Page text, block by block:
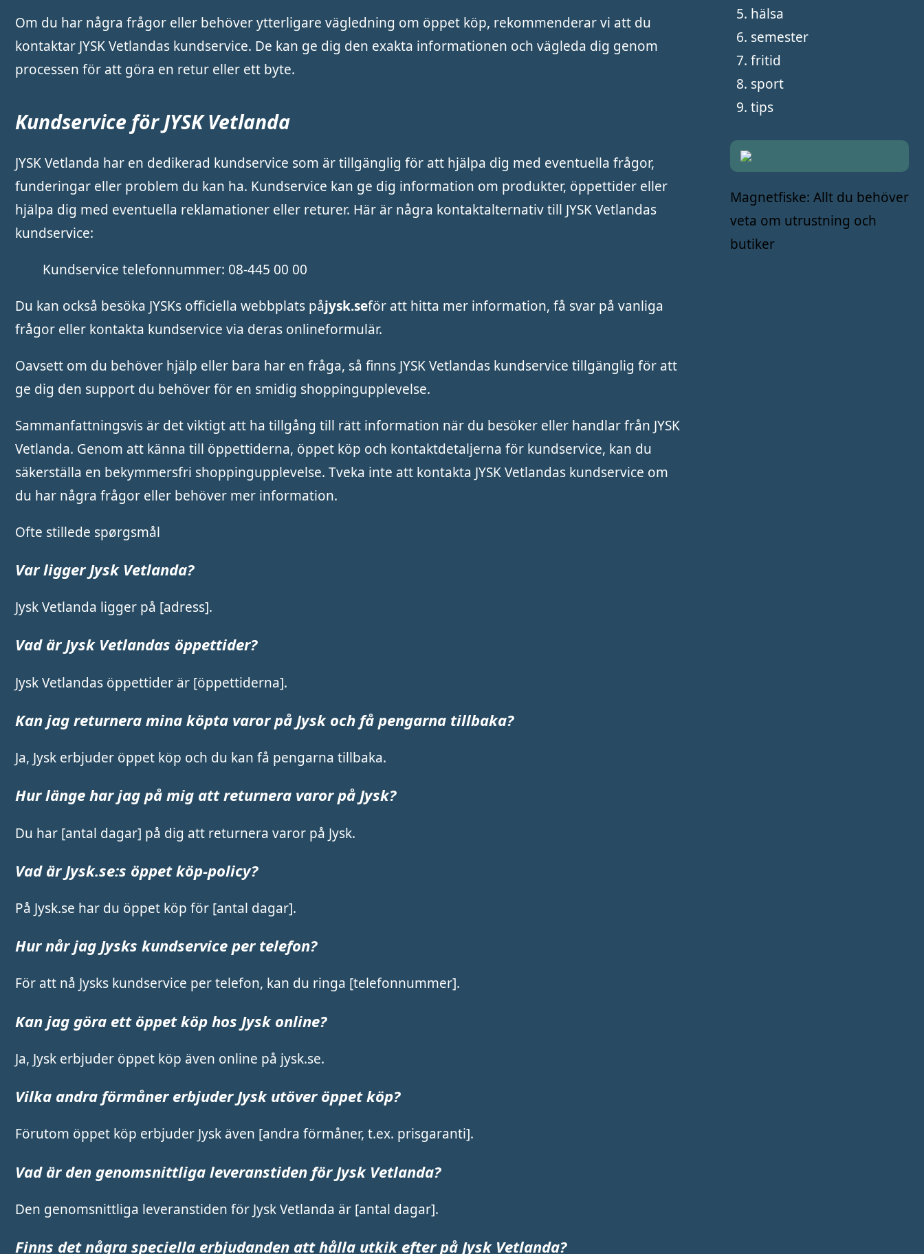
Om du har några frågor eller behöver ytterligare vägledning om öppet köp, rekommenderar vi att du
kontaktar JYSK Vetlandas kundservice. De kan ge dig den exakta informationen och vägleda dig genom
processen för att göra en retur eller ett byte.
Kundservice för JYSK Vetlanda
JYSK Vetlanda har en dedikerad kundservice som är tillgänglig för att hjälpa dig med eventuella frågor,
funderingar eller problem du kan ha. Kundservice kan ge dig information om produkter, öppettider eller
hjälpa dig med eventuella reklamationer eller returer. Här är några kontaktalternativ till JYSK Vetlandas
kundservice:
Kundservice telefonnummer: 08-445 00 00
Du kan också besöka JYSKs officiella webbplats påjysk.seför att hitta mer information, få svar på vanliga
frågor eller kontakta kundservice via deras onlineformulär.
Oavsett om du behöver hjälp eller bara har en fråga, så finns JYSK Vetlandas kundservice tillgänglig för att
ge dig den support du behöver för en smidig shoppingupplevelse.
Sammanfattningsvis är det viktigt att ha tillgång till rätt information när du besöker eller handlar från JYSK
Vetlanda. Genom att känna till öppettiderna, öppet köp och kontaktdetaljerna för kundservice, kan du
säkerställa en bekymmersfri shoppingupplevelse. Tveka inte att kontakta JYSK Vetlandas kundservice om
du har några frågor eller behöver mer information.
Ofte stillede spørgsmål
Var ligger Jysk Vetlanda?
Jysk Vetlanda ligger på [adress].
Vad är Jysk Vetlandas öppettider?
Jysk Vetlandas öppettider är [öppettiderna].
Kan jag returnera mina köpta varor på Jysk och få pengarna tillbaka?
Ja, Jysk erbjuder öppet köp och du kan få pengarna tillbaka.
Hur länge har jag på mig att returnera varor på Jysk?
Du har [antal dagar] på dig att returnera varor på Jysk.
Vad är Jysk.se:s öppet köp-policy?
På Jysk.se har du öppet köp för [antal dagar].
Hur når jag Jysks kundservice per telefon?
För att nå Jysks kundservice per telefon, kan du ringa [telefonnummer].
Kan jag göra ett öppet köp hos Jysk online?
Ja, Jysk erbjuder öppet köp även online på jysk.se.
Vilka andra förmåner erbjuder Jysk utöver öppet köp?
Förutom öppet köp erbjuder Jysk även [andra förmåner, t.ex. prisgaranti].
Vad är den genomsnittliga leveranstiden för Jysk Vetlanda?
Den genomsnittliga leveranstiden för Jysk Vetlanda är [antal dagar].
Finns det några speciella erbjudanden att hålla utkik efter på Jysk Vetlanda?
hälsa
semester
fritid
sport
tips
Magnetfiske: Allt du behöver
veta om utrustning och
butiker